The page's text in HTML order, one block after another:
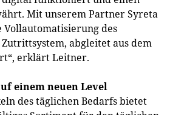
Mit unserem Partner Syreta
Vollautomatisierung des
abgleitet aus dem
erklärt Leitner.
einem neuen Level
des täglichen Bedarfs bietet